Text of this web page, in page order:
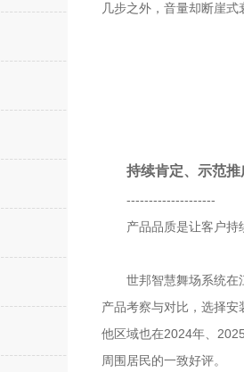
几步之外，音量却断崖
持续肯定、示范推
--------------------
产品品质是让客户持
世邦智慧舞场系统在江
产品考察与对比，选择安
他区域也在2024年、
周围居民的一致好评。